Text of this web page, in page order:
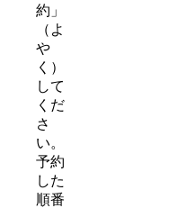
約」
（よ
や
く）
して
くだ
さ
い。
予約
した
順番